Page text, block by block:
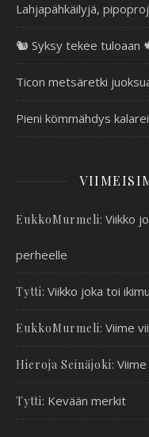
Lahjapähkäilyjä,
🐿️ Syksy tekee tuloaan
Ticon metsäretki
Pieni kömmähdys
EukkoMurmeli: Viikko
perheelle
Tytti: Viikko joka toi
EukkoMurmeli: Viime
Hieroja Seinäjoki:
Tytti: Kevään merkit